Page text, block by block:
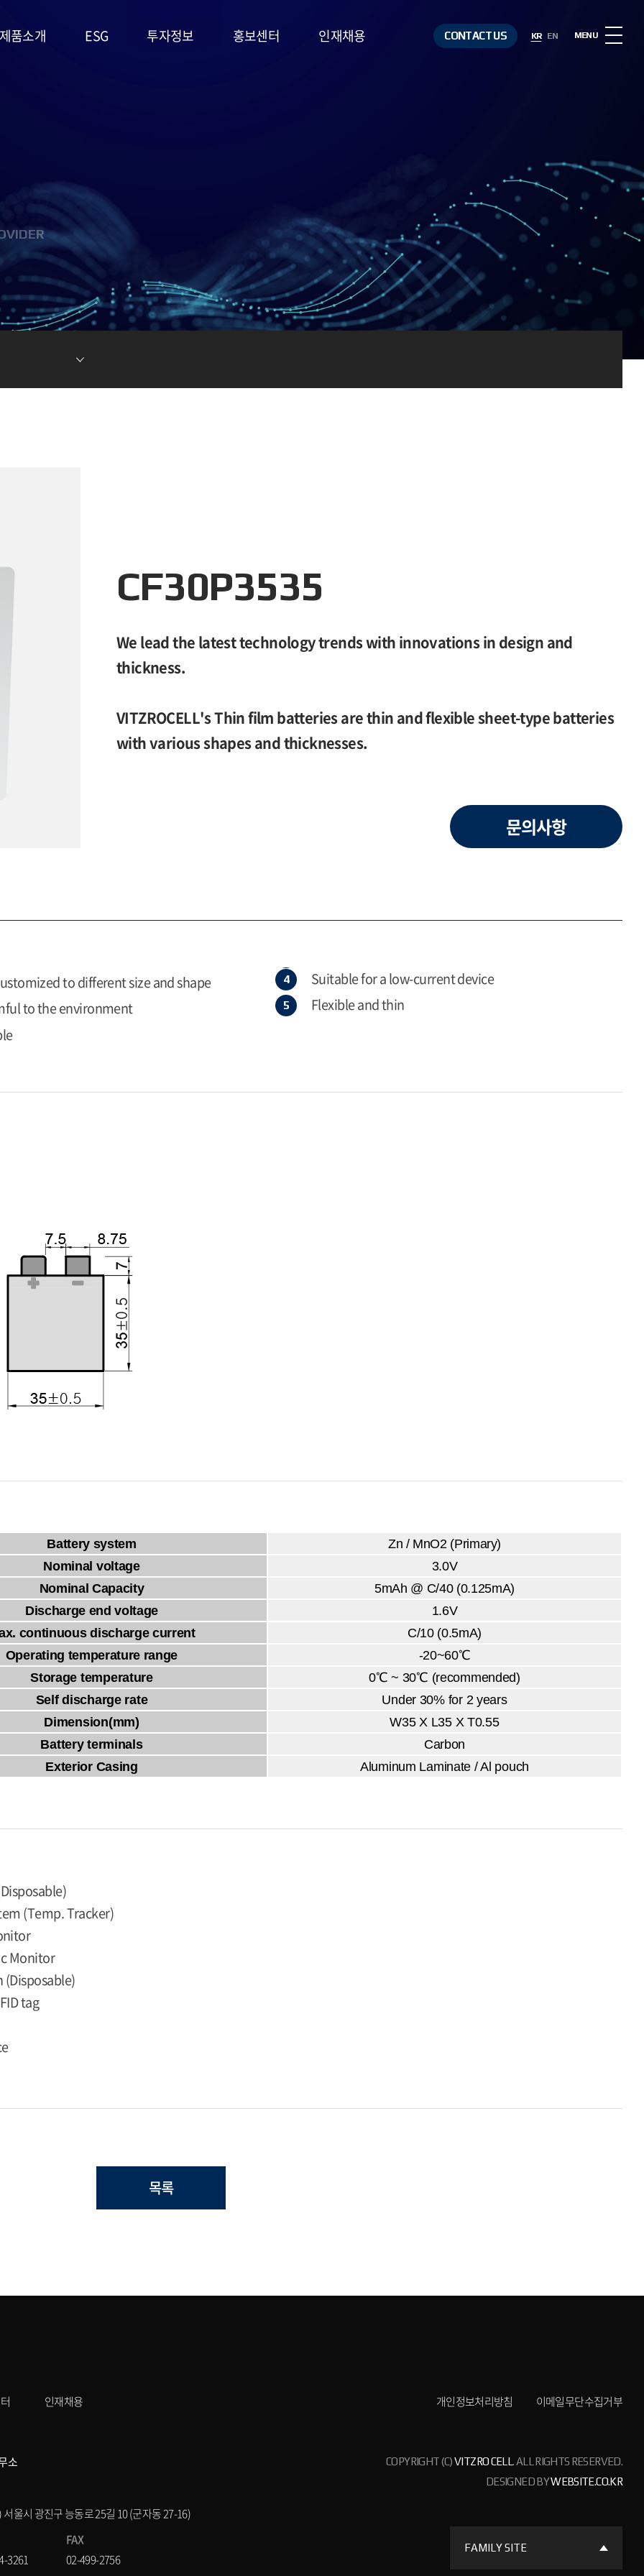
품소개
(EDLC)
마스크팩
름형전지)
이차전지
전지 소재
ESG
사회(S)
지배구조
(G)
ESG 평가
및 인증
현황
ESG DATA
투자정보 홍보센터 인재채용 CONTACT US KR EN MENU
CF30P3535
We lead the latest technology trends with innovations in design and
thickness.
VITZROCELL's Thin film batteries are thin and flexible sheet-type batteries
with various shapes and thicknesses.
문의사항
to different size and shape
to the environment
Suitable for a low-current device
Flexible and thin
Battery system
Zn / MnO2 (Primary)
Nominal voltage
3.0V
Nominal Capacity
5mAh @ C/40 (0.125mA)
Discharge end voltage
1.6V
continuous discharge current
C/10 (0.5mA)
Operating temperature range
-20~60℃
Storage temperature
0℃ ~ 30℃ (recommended)
Self discharge rate
Under 30% for 2 years
Dimension(mm)
W35 X L35 X T0.55
Battery terminals
Carbon
Exterior Casing
Aluminum Laminate / Al pouch
(Temp. Tracker)
Monitor
(Disposable)
tag
목록
인재채용 개인정보처리방침 이메일무단수집거부
FAMILY SITE
소
서울시 광진구 능동로 25길 10 (군자동 27-16)
3261
FAX
02-499-2756
COPYRIGHT (C)VITZRO CELL. ALL RIGHTS RESERVED.
DESIGNED BYWEBSITE.CO.KR